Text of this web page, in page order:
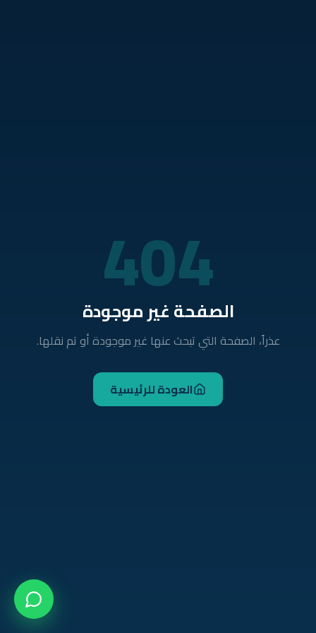
404
الصفحة غير موجودة
عذراً، الصفحة التي تبحث عنها غير موجودة أو تم نقلها.
العودة للرئيسية